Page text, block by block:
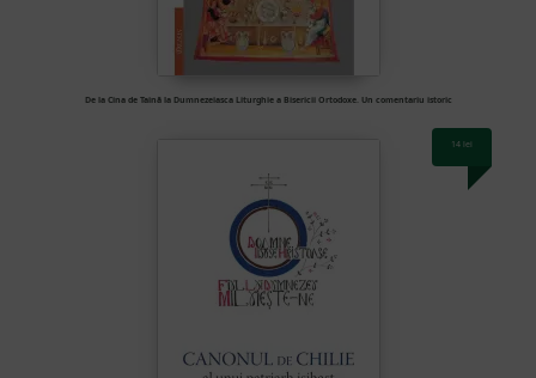
De la Cina de Taină la Dumnezeiasca Liturghie a Bisericii Ortodoxe. Un comentariu istoric
14lei